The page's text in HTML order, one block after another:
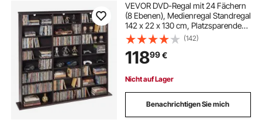
VEVOR DVD-Regal mit 24 Fächern
(8 Ebenen), Medienregal Standregal
142 x 22 x 130 cm, Platzsparendes
Aufbewahrungsregal für CDs DVDs
Bücher Spiele-Discs, Bücherregal
für Wohnzimmer/Homeoffice,
Braun
(142)
11899€
Nicht auf Lager
Benachrichtigen Sie mich